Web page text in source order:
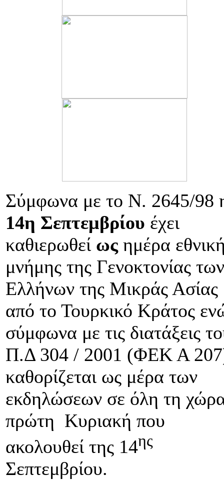
Σύμφωνα με το Ν. 2645/98
14η Σεπτεμβρίου έχει
καθιερωθεί ως ημέρα
μνήμης της Γενοκτονίας των
Ελλήνων της Μικράς Ασίας
από το Τουρκικό Κράτος
σύμφωνα με τις διατάξεις
Π.Δ 304 / 2001 (ΦΕΚ Α
καθορίζεται ως μέρα των
εκδηλώσεων σε όλη τη
πρώτη Κυριακή που
ακολουθεί της 14ης
Σεπτεμβρίου.